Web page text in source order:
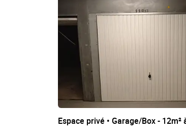
Espace privé • Garage/Box -